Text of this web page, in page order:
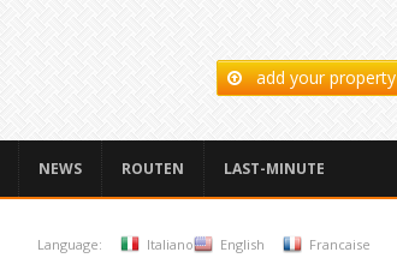
add your property
NEWS ROUTEN LAST-MINUTE
Language: Italiano English Francaise